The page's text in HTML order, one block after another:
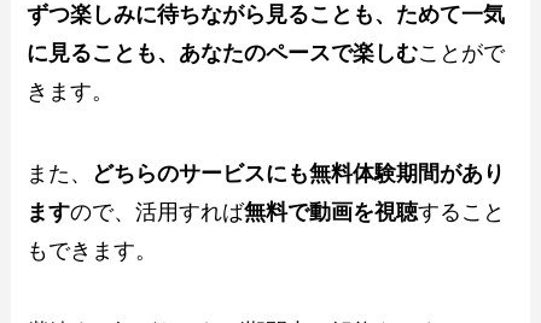
ずつ楽しみに待ちながら見ることも、ためて一気
に見ることも、あなたのペースで楽しむことがで
きます。
また、 どちらのサービスにも無料体験期間があり
ますので、活用すれば無料で動画を視聴すること
もできます。